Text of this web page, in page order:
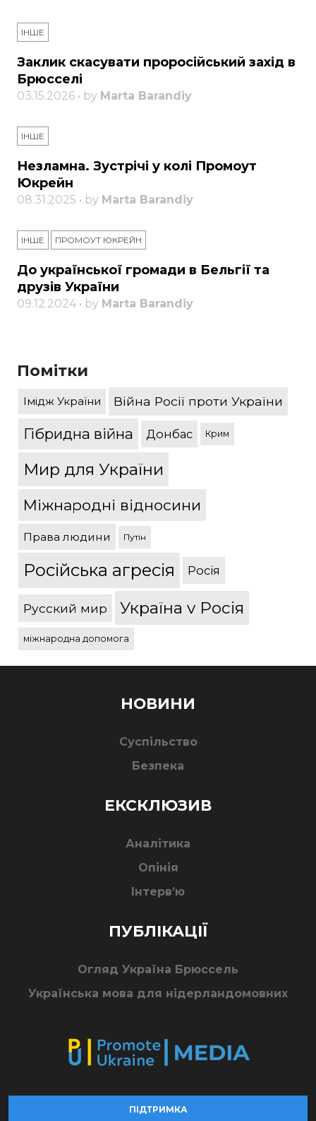
ІНШЕ
Заклик скасувати проросійський захід в
Брюсселі
03.15.2026 • by Marta Barandiy
ІНШЕ
Незламна. Зустрічі у колі Промоут
Юкрейн
08.31.2025 • by Marta Barandiy
ІНШЕ ПРОМОУТ ЮКРЕЙН
До української громади в Бельгії та
друзів України
09.12.2024 • by Marta Barandiy
Помітки
Імідж України Війна Росії проти України
Гібридна війна Донбас Крим
Мир для України
Міжнародні відносини
Права людини Путін
Російська агресія Росія
Русский мир Україна v Росія
міжнародна допомога
НОВИНИ
Суспільство
Безпека
ЕКСКЛЮЗИВ
Аналітика
Опінія
Інтерв’ю
ПУБЛІКАЦІЇ
Огляд Україна Брюссель
Українська мова для нідерландомовних
ПІДТРИМКА